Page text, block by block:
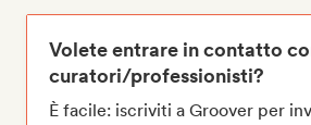
Volete entrare in contatto
curatori/professionisti?
È facile: iscriviti a Groover per